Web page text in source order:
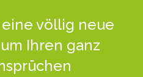
völlig neue
Ihren ganz